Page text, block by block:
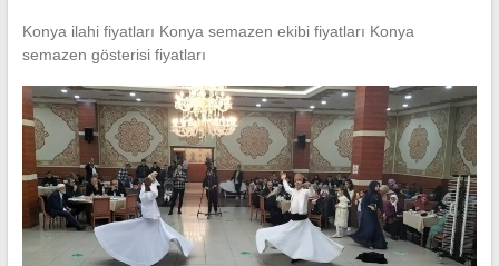
Konya ilahi fiyatları Konya semazen ekibi fiyatları Konya
semazen gösterisi fiyatları